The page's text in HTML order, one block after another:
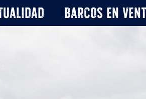
Barcos en